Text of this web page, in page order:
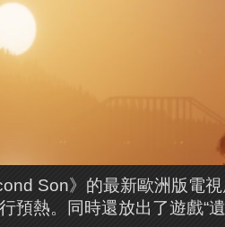
Son》的最新歐洲版電
預熱。同時還放出了遊戲“